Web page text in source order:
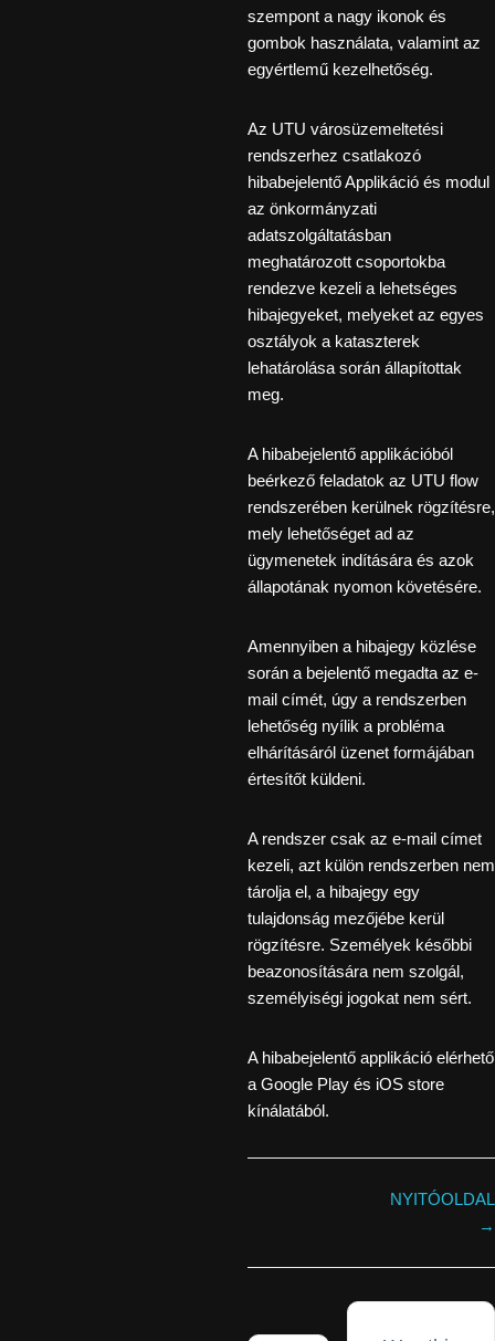
szempont a nagy ikonok és
gombok használata, valamint az
egyértlemű kezelhetőség.
Az UTU városüzemeltetési
rendszerhez csatlakozó
hibabejelentő Applikáció és modul
az önkormányzati
adatszolgáltatásban
meghatározott csoportokba
rendezve kezeli a lehetséges
hibajegyeket, melyeket az egyes
osztályok a kataszterek
lehatárolása során állapítottak
meg.
A hibabejelentő applikációból
beérkező feladatok az UTU flow
rendszerében kerülnek rögzítésre,
mely lehetőséget ad az
ügymenetek indítására és azok
állapotának nyomon követésére.
Amennyiben a hibajegy közlése
során a bejelentő megadta az e-
mail címét, úgy a rendszerben
lehetőség nyílik a probléma
elhárításáról üzenet formájában
értesítőt küldeni.
A rendszer csak az e-mail címet
kezeli, azt külön rendszerben nem
tárolja el, a hibajegy egy
tulajdonság mezőjébe kerül
rögzítésre. Személyek későbbi
beazonosítására nem szolgál,
személyiségi jogokat nem sért.
A hibabejelentő applikáció elérhető
a Google Play és iOS store
kínálatából.
NYITÓOLDAL
→